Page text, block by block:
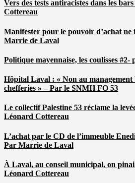
Vers des tests antiracistes dans les
Cottereau
Manifester pour le pouvoir d’achat ne
Marrie de Laval
Politique mayennaise, les coulisses
Hôpital Laval : « Non au management
chefferies » – Par le SNMH FO 53
Le collectif Palestine 53 réclame la
Léonard Cottereau
L’achat par le CD de l’immeuble
Par Marrie de Laval
À Laval, au conseil municipal, on
Léonard Cottereau